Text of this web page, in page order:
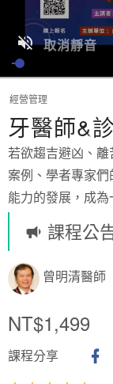
取消靜音
經營管理
牙醫師&
若欲趨吉避凶、
案例、學者專家
能力的發展，成為
課程公
曾明清醫師
NT$1,499
課程分享